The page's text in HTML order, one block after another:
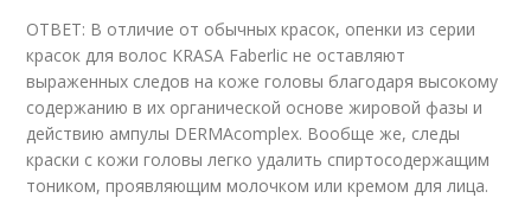
ОТВЕТ: В отличие от обычных красок, опенки из серии
красок для волос KRASA Faberlic не оставляют
выраженных следов на коже головы благодаря высокому
содержанию в их органической основе жировой фазы и
действию ампулы DERMAcomplex. Вообще же, следы
краски с кожи головы легко удалить спиртосодержащим
тоником, проявляющим молочком или кремом для лица.